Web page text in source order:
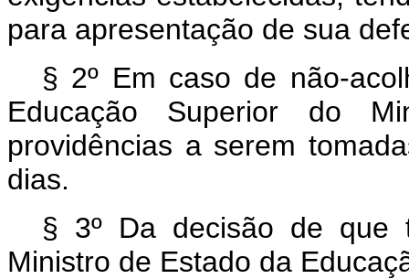
para apresentação de sua
§ 2º Em caso de não-
Educação Superior do
providências a serem
dias.
§ 3º Da decisão de
Ministro de Estado da